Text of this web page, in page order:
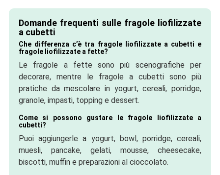
Domande frequenti sulle fragole liofilizzate
a cubetti
Che differenza c’è tra fragole liofilizzate a cubetti e
fragole liofilizzate a fette?
Le fragole a fette sono più scenografiche per
decorare, mentre le fragole a cubetti sono più
pratiche da mescolare in yogurt, cereali, porridge,
granole, impasti, topping e dessert.
Come si possono gustare le fragole liofilizzate a
cubetti?
Puoi aggiungerle a yogurt, bowl, porridge, cereali,
muesli, pancake, gelati, mousse, cheesecake,
biscotti, muffin e preparazioni al cioccolato.